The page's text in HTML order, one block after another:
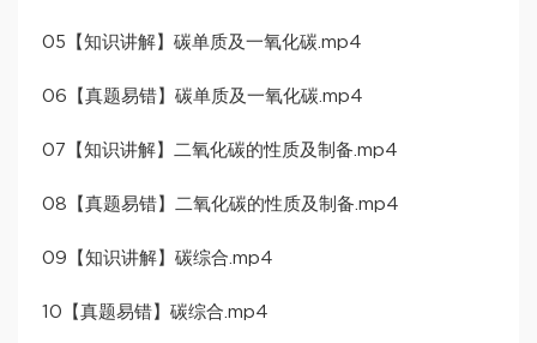
05【知识讲解】碳单质及一氧化碳.mp4
06【真题易错】碳单质及一氧化碳.mp4
07【知识讲解】二氧化碳的性质及制备.mp4
08【真题易错】二氧化碳的性质及制备.mp4
09【知识讲解】碳综合.mp4
10【真题易错】碳综合.mp4